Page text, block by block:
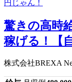
驚きの高時
稼げる！【
株式会社BREXA